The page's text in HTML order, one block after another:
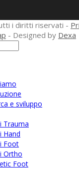
i diritti riservati -
- Designed by Dexa
e sviluppo
Trauma
Hand
Foot
Ortho
Foot